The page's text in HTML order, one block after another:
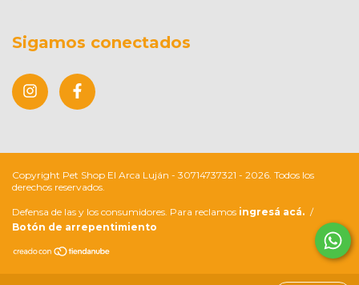
Sigamos conectados
Copyright Pet Shop El Arca Luján - 30714737321 - 2026. Todos los
derechos reservados.
Defensa de las y los consumidores. Para reclamos ingresá acá. /
Botón de arrepentimiento